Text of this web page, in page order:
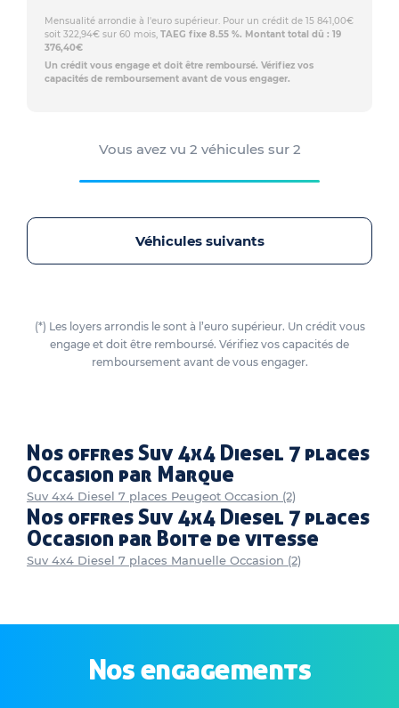
Mensualité arrondie à l'euro supérieur. Pour un crédit de 15 841,00€
soit 322,94€ sur 60 mois, TAEG fixe 8.55 %. Montant total dû : 19
376,40€
Un crédit vous engage et doit être remboursé. Vérifiez vos
capacités de remboursement avant de vous engager.
Vous avez vu 2 véhicules sur 2
Véhicules suivants
(*) Les loyers arrondis le sont à l’euro supérieur. Un crédit vous
engage et doit être remboursé. Vérifiez vos capacités de
remboursement avant de vous engager.
Nos offres Suv 4x4 Diesel 7 places
Occasion par Marque
Suv 4x4 Diesel 7 places Peugeot Occasion (2)
Nos offres Suv 4x4 Diesel 7 places
Occasion par Boite de vitesse
Suv 4x4 Diesel 7 places Manuelle Occasion (2)
Nos engagements